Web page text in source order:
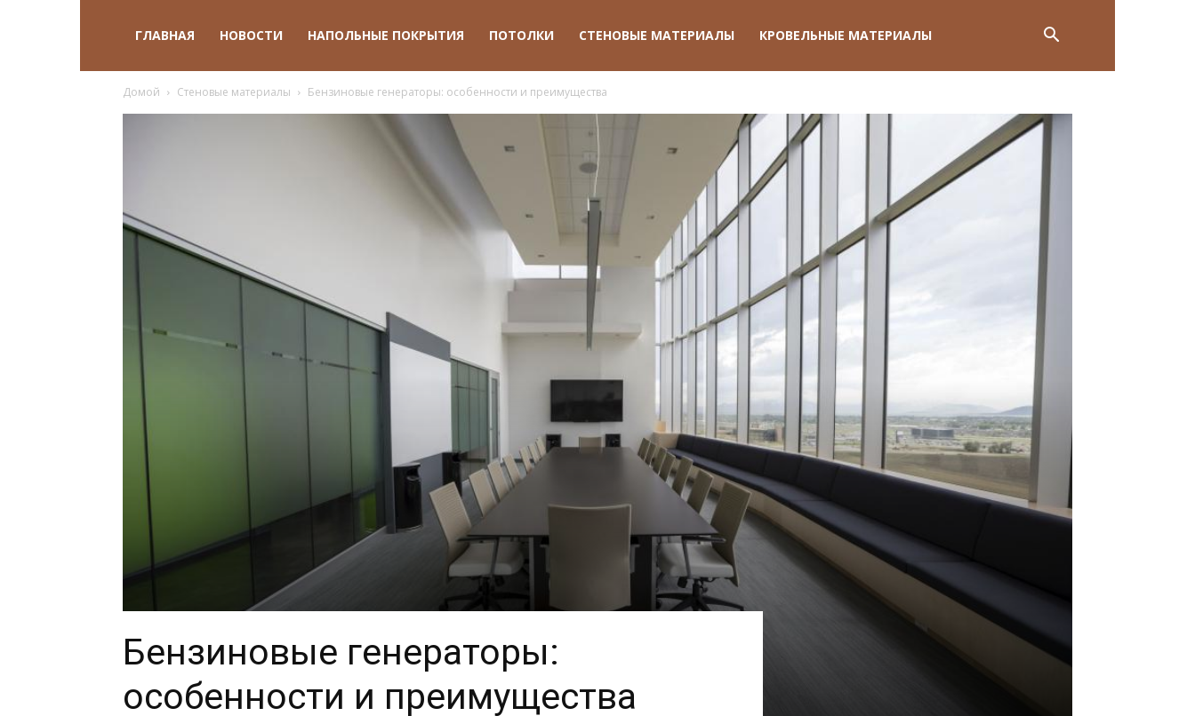
ГЛАВНАЯ НОВОСТИ НАПОЛЬНЫЕ ПОКРЫТИЯ ПОТОЛКИ СТЕНОВЫЕ МАТЕРИАЛЫ КРОВЕЛЬНЫЕ МАТЕРИАЛЫ
Домой Стеновые материалы Бензиновые генераторы: особенности и преимущества
Бензиновые генераторы:
особенности и преимущества